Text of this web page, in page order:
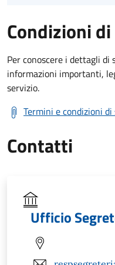
Condizioni
Per conoscere i dettagli
informazioni importanti,
servizio.
Termini e condizioni
Contatti
Ufficio